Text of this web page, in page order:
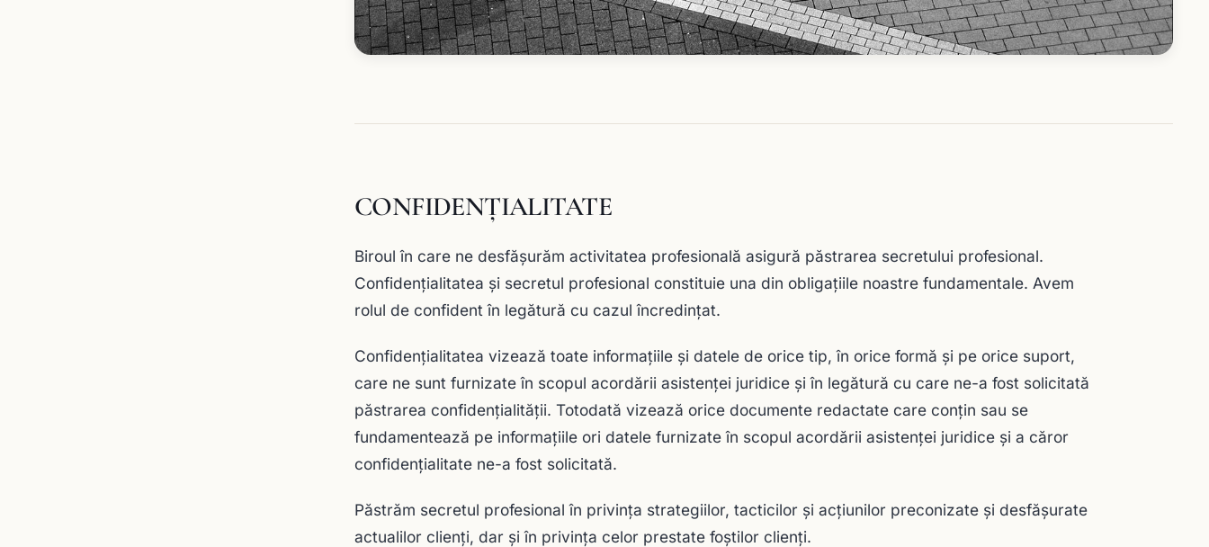
CONFIDENŢIALITATE
Biroul în care ne desfăşurăm activitatea profesională asigură păstrarea secretului profesional.
Confidenţialitatea şi secretul profesional constituie una din obligaţiile noastre fundamentale. Avem
rolul de confident în legătură cu cazul încredinţat.
Confidenţialitatea vizează toate informaţiile şi datele de orice tip, în orice formă şi pe orice suport,
care ne sunt furnizate în scopul acordării asistenţei juridice şi în legătură cu care ne-a fost solicitată
păstrarea confidenţialităţii. Totodată vizează orice documente redactate care conţin sau se
fundamentează pe informaţiile ori datele furnizate în scopul acordării asistenţei juridice şi a căror
confidenţialitate ne-a fost solicitată.
Păstrăm secretul profesional în privinţa strategiilor, tacticilor şi acţiunilor preconizate şi desfăşurate
actualilor clienți, dar și în privința celor prestate foștilor clienți.